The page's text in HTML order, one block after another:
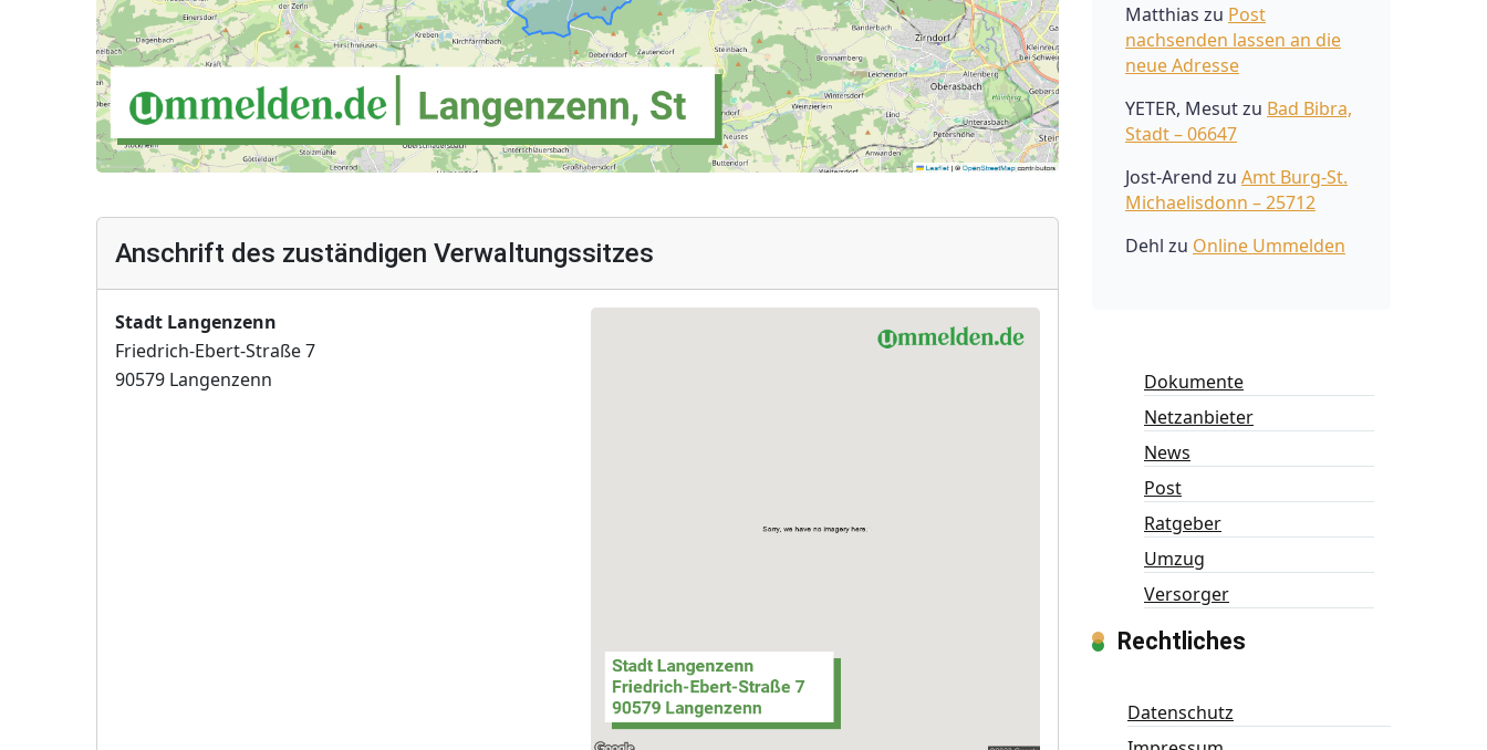
Anschrift des zuständigen Verwaltungssitzes
Stadt Langenzenn
Friedrich-Ebert-Straße 7
90579 Langenzenn
Matthias zu Post
nachsenden lassen an die
neue Adresse
YETER, Mesutzu Bad Bibra,
Stadt – 06647
Jost-Arend zu Amt Burg-St.
Michaelisdonn – 25712
Dehl zu Online Ummelden
Dokumente
Netzanbieter
News
Post
Ratgeber
Umzug
Versorger
Rechtliches
Datenschutz